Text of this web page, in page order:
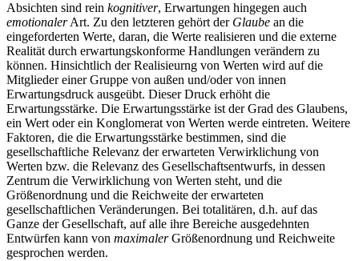
Absichten sind rein kognitiver, Erwartungen hingegen auch
emotionalerArt. Zu den letzteren gehört der Glaube an die
eingeforderten Werte, daran, die Werte realisieren und die externe
Realität durch erwartungskonforme Handlungen verändern zu
können. Hinsichtlich der Realisieurng von Werten wird auf die
Mitglieder einer Gruppe von außen und/oder von innen
Erwartungsdruck ausgeübt. Dieser Druck erhöht die
Erwartungsstärke. Die Erwartungsstärke ist der Grad des Glaubens,
ein Wert oder ein Konglomerat von Werten werde eintreten. Weitere
Faktoren, die die Erwartungsstärke bestimmen, sind die
gesellschaftliche Relevanz der erwarteten Verwirklichung von
Werten bzw. die Relevanz des Gesellschaftsentwurfs, in dessen
Zentrum die Verwirklichung von Werten steht, und die
Größenordnung und die Reichweite der erwarteten
gesellschaftlichen Veränderungen. Bei totalitären, d.h. auf das
Ganze der Gesellschaft, auf alle ihre Bereiche ausgedehnten
Entwürfen kann von maximalerGrößenordnung und Reichweite
gesprochen werden.